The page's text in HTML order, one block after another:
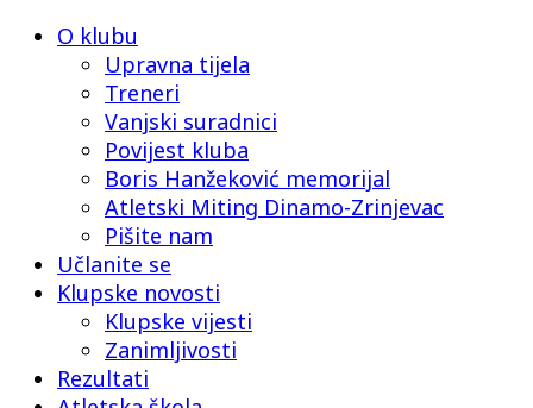
O klubu
Upravna tijela
Treneri
Vanjski suradnici
Povijest kluba
Boris Hanžeković memorijal
Atletski Miting Dinamo-Zrinjevac
Pišite nam
Učlanite se
Klupske novosti
Klupske vijesti
Zanimljivosti
Rezultati